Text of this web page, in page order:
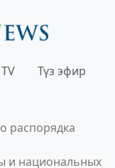
Түз эфир
распорядка
и национальных